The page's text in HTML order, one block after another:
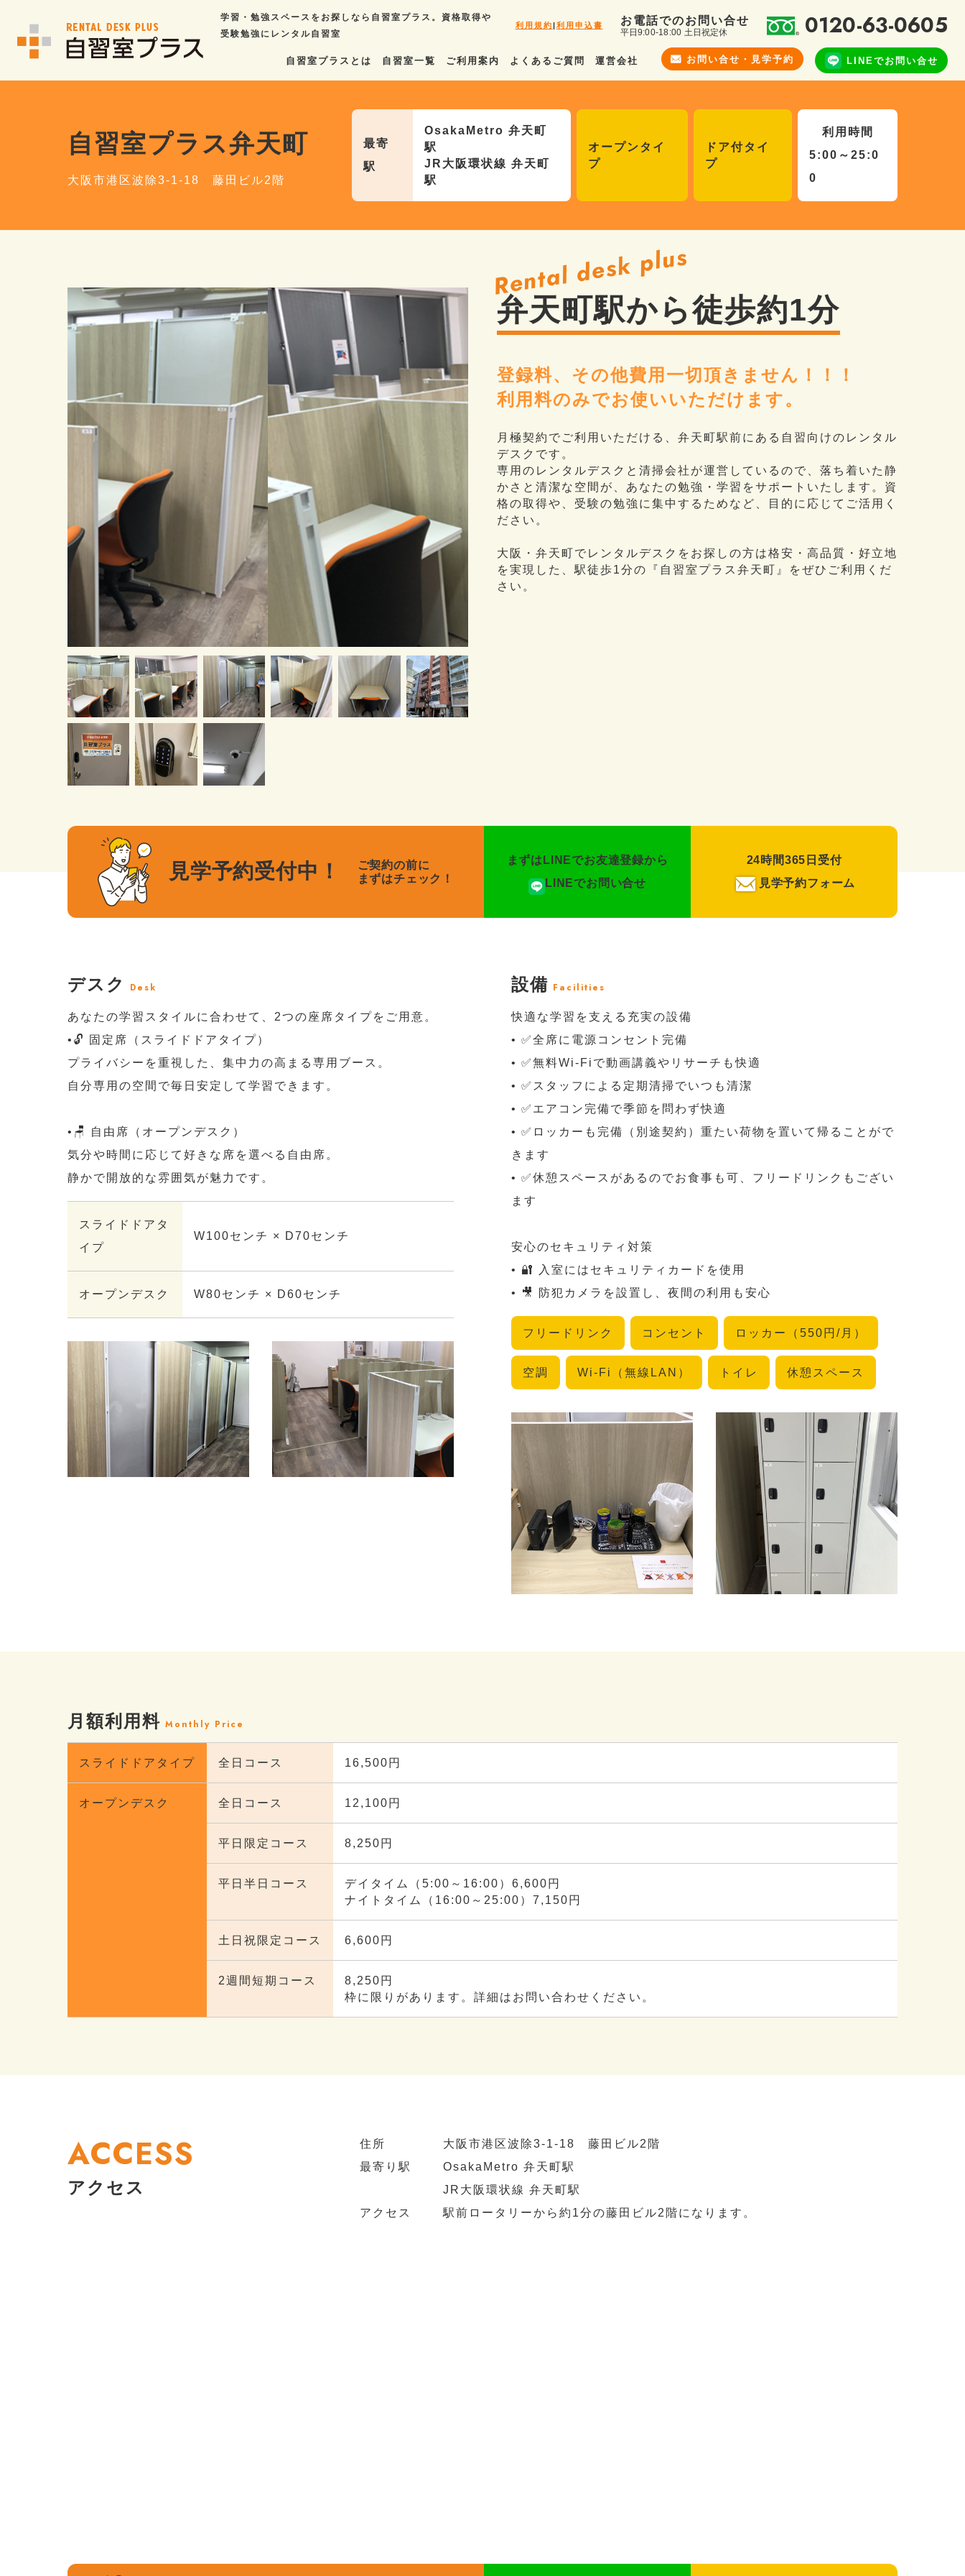
学習・勉強スペースをお探しなら自習室プラス。資格取得や
受験勉強にレンタル自習室
利用規約|利用申込書 お電話でのお問い合せ
平日9:00-18:00 土日祝定休 0120-63-0605
自習室プラスとは 自習室一覧 ご利用案内 よくあるご質問 運営会社 お問い合せ・ 見学予約 LINEでお問い合せ
自習室プラス弁天町
大阪市港区波除3-1-18 藤田ビル2階
最寄
駅
OsakaMetro 弁天町
駅
JR大阪環状線 弁天町
駅
オープンタイ
プ
ドア付タイ
プ
利用時間
5:00～25:0
0
Rental desk plus
弁天町駅から徒歩約1分
登録料、その他費用一切頂きません！！！
利用料のみでお使いいただけます。
月極契約でご利用いただける、弁天町駅前にある自習向けのレンタル
デスクです。
専用のレンタルデスクと清掃会社が運営しているので、落ち着いた静
かさと清潔な空間が、あなたの勉強・学習をサポートいたします。資
格の取得や、受験の勉強に集中するためなど、目的に応じてご活用く
ださい。
大阪・弁天町でレンタルデスクをお探しの方は格安・高品質・好立地
を実現した、駅徒歩1分の『自習室プラス弁天町』をぜひご利用くだ
さい。
見学予約受付中！
ご契約の前に
まずはチェック！
まずはLINEでお友達登録から
LINEでお問い合せ
24時間365日受付
見学予約フォーム
デスク Desk
あなたの学習スタイルに合わせて、2つの座席タイプをご用意。
•🔓 固定席（スライドドアタイプ）
プライバシーを重視した、集中力の高まる専用ブース。
自分専用の空間で毎日安定して学習できます。
•🪑 自由席（オープンデスク）
気分や時間に応じて好きな席を選べる自由席。
静かで開放的な雰囲気が魅力です。
スライドドアタ
イプ
W100センチ × D70センチ
オープンデスク W80センチ × D60センチ
設備 Facilities
快適な学習を支える充実の設備
• ✅全席に電源コンセント完備
• ✅無料Wi-Fiで動画講義やリサーチも快適
• ✅スタッフによる定期清掃でいつも清潔
• ✅エアコン完備で季節を問わず快適
• ✅ロッカーも完備（別途契約）重たい荷物を置いて帰ることがで
きます
• ✅休憩スペースがあるのでお食事も可、フリードリンクもござい
ます
安心のセキュリティ対策
• 🔐 入室にはセキュリティカードを使用
• 🎥 防犯カメラを設置し、夜間の利用も安心
フリードリンク コンセント ロッカー（550円/月）
空調 Wi-Fi（無線LAN） トイレ 休憩スペース
月額利用料 Monthly Price
スライドドアタイプ 全日コース 16,500円
オープンデスク 全日コース 12,100円
平日限定コース 8,250円
平日半日コース
デイタイム（5:00～16:00）6,600円
ナイトタイム（16:00～25:00）7,150円
土日祝限定コース 6,600円
2週間短期コース
8,250円
枠に限りがあります。詳細はお問い合わせください。
ACCESS
アクセス
住所
大阪市港区波除3-1-18 藤田ビル2階
最寄り駅
OsakaMetro 弁天町駅
JR大阪環状線 弁天町駅
アクセス
駅前ロータリーから約1分の藤田ビル2階になります。